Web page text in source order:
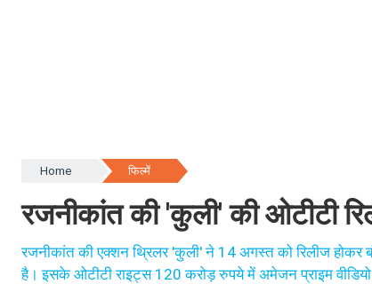
Home फिल्में
रजनीकांत की 'कुली' की ओटीटी
रजनीकांत की एक्शन थ्रिलर 'कुली' ने 14 अगस्त को रिलीज
है। इसके ओटीटी राइट्स 120 करोड़ रुपये में अमेजन प्राइम